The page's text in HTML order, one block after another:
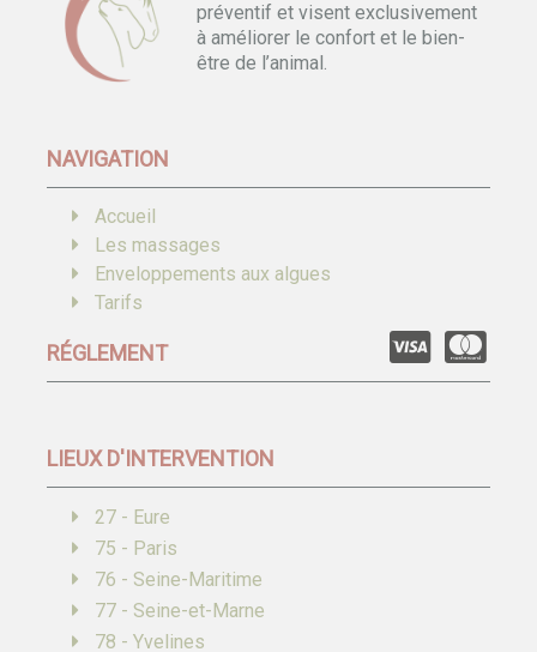
préventif et visent exclusivement
à améliorer le confort et le bien-
être de l’animal.
NAVIGATION
Accueil
Les massages
Enveloppements aux algues
Tarifs
RÉGLEMENT
LIEUX D'INTERVENTION
27 - Eure
75 - Paris
76 - Seine-Maritime
77 - Seine-et-Marne
78 - Yvelines